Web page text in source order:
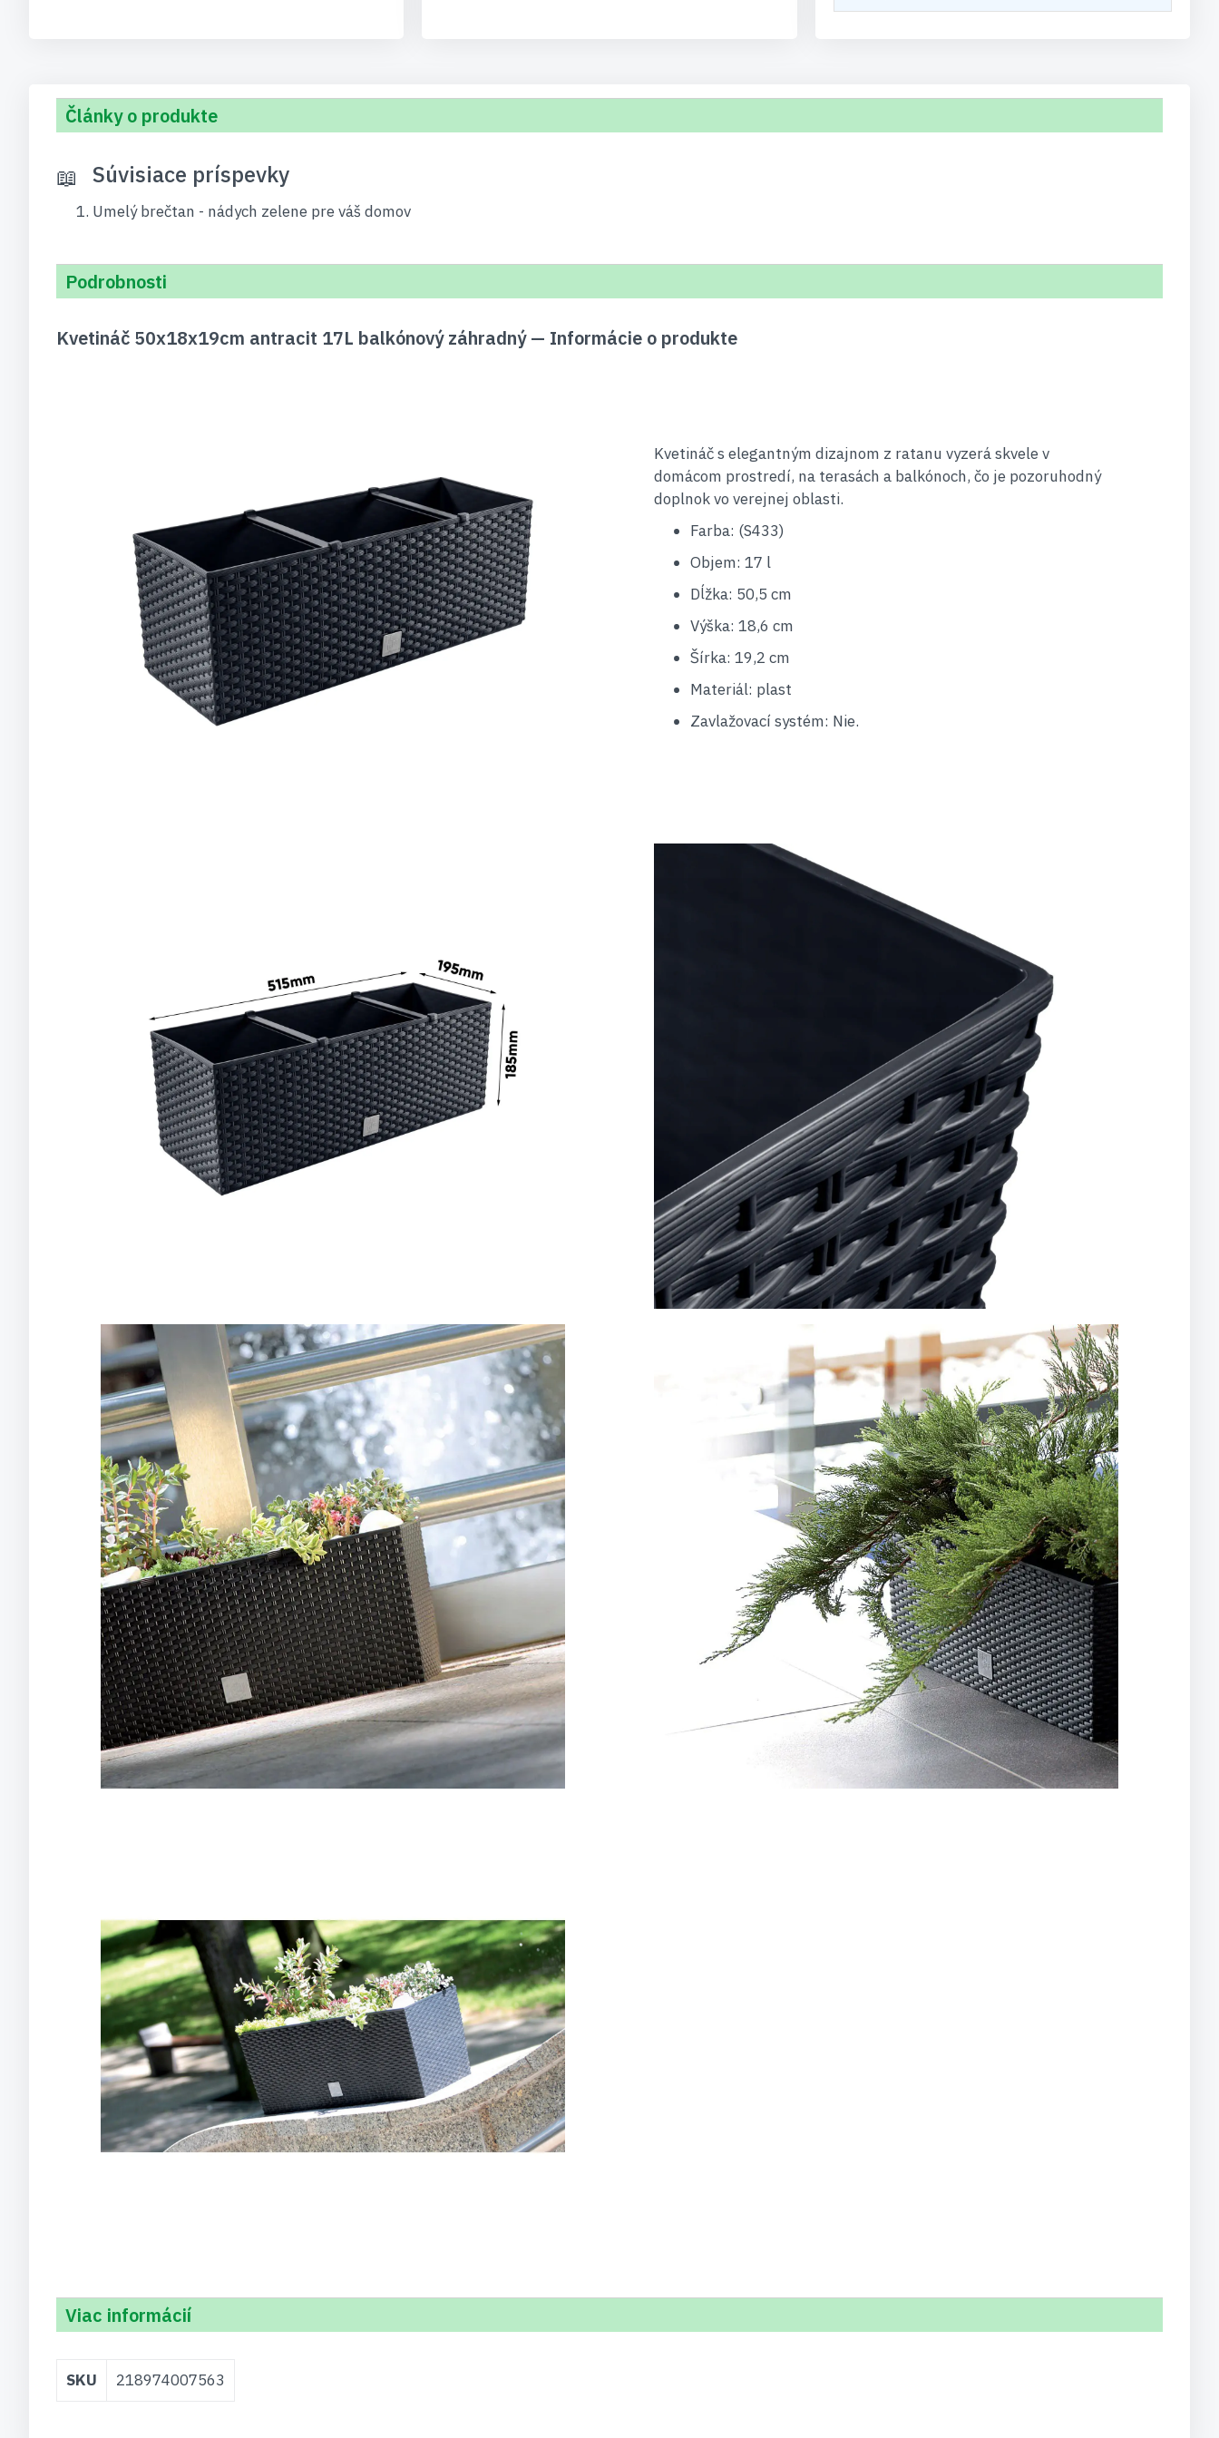
Články o produkte
Súvisiace príspevky
Umelý brečtan - nádych zelene pre váš domov
Podrobnosti
Kvetináč 50x18x19cm antracit 17L balkónový záhradný — Informácie o produkte
Kvetináč s elegantným dizajnom z ratanu vyzerá skvele v
domácom prostredí, na terasách a balkónoch, čo je pozoruhodný
doplnok vo verejnej oblasti.
Farba: (S433)
Objem: 17 l
Dĺžka: 50,5 cm
Výška: 18,6 cm
Šírka: 19,2 cm
Materiál: plast
Zavlažovací systém: Nie.
Viac informácií
informácií
SKU 218974007563